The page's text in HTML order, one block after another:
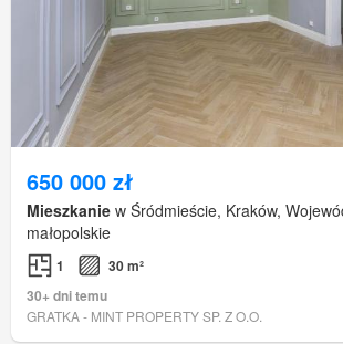
650 000 zł
Mieszkanie w Śródmieście, Kraków,
małopolskie
1
30 m²
30+ dni temu
GRATKA - MINT PROPERTY SP. Z O.O.